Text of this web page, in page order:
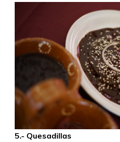
5.- Quesadillas